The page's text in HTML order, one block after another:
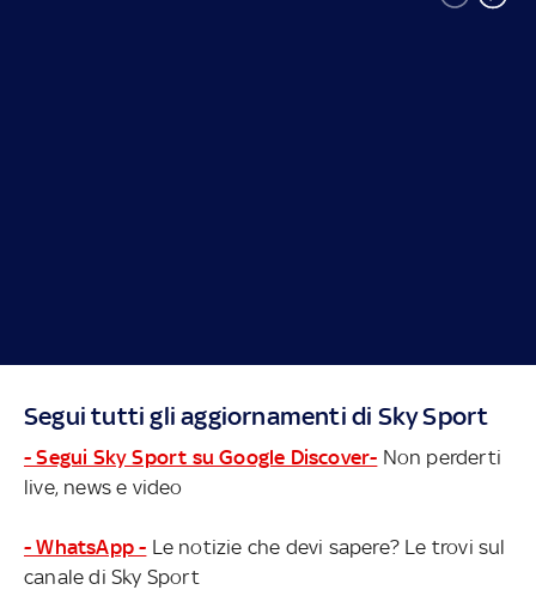
Segui tutti gli aggiornamenti di Sky Sport
- Segui Sky Sport su Google Discover- Non perderti
live, news e video
- WhatsApp - Le notizie che devi sapere? Le trovi sul
canale di Sky Sport